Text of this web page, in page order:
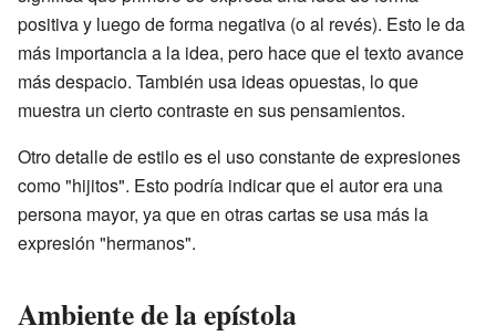
positiva y luego de forma negativa (o al revés). Esto le da
más importancia a la idea, pero hace que el texto avance
más despacio. También usa ideas opuestas, lo que
muestra un cierto contraste en sus pensamientos.
Otro detalle de estilo es el uso constante de expresiones
como "hijitos". Esto podría indicar que el autor era una
persona mayor, ya que en otras cartas se usa más la
expresión "hermanos".
Ambiente de la epístola